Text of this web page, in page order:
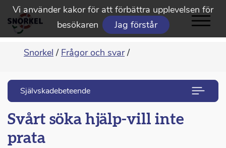
Vi använder kakor för att förbättra upplevelsen för
besökaren
Jag förstår
Snorkel / Frågor och svar /
Självskadebeteende
Svårt söka hjälp-vill inte
prata